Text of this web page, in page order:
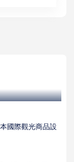
國際觀光商品設